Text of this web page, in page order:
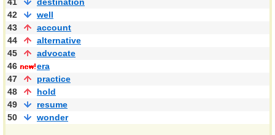
42
well
43
account
44
alternative
45
advocate
46
era
47
practice
48
hold
49
resume
50
wonder